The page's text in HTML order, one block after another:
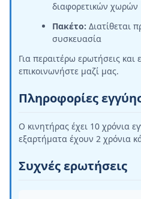
διαφορετικών χωρών
Πακέτο: Διατίθεται
συσκευασία
Για περαιτέρω ερωτήσεις και
επικοινωνήστε μαζί μας.
Πληροφορίες
Ο κινητήρας έχει 10 χρόνια
εξαρτήματα έχουν 2 χρόνια
Συχνές ερωτήσεις